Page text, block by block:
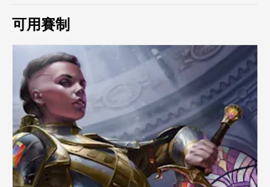
可用賽制